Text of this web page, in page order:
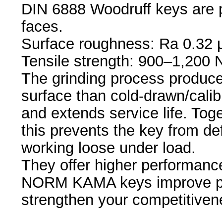
DIN 6888 Woodruff keys
faces.
Surface roughness: Ra 0.32
Tensile strength: 900–1,200
The grinding process
surface than cold-drawn/
and extends service life.
this prevents the key from
working loose under load.
They offer higher
NORM KAMA keys improve
strengthen your